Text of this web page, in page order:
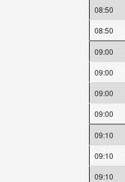
08:50
08:50
09:00
09:00
09:00
09:00
09:10
09:10
09:10